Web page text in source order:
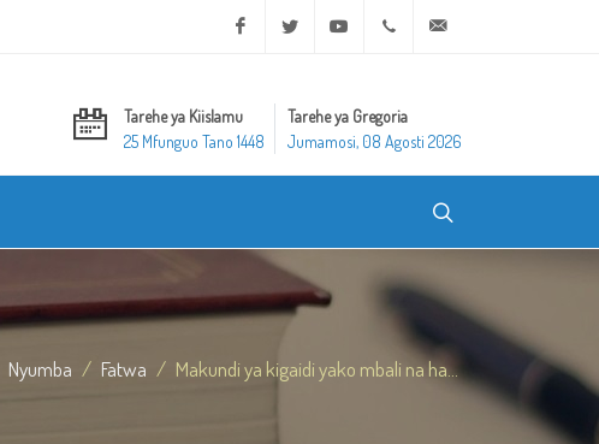
Facebook Twitter Youtube +20 2 25970400
Tarehe ya Kiislamu
25 Mfunguo Tano 1448
Tarehe ya Gregoria
Jumamosi, 08 Agosti 2026
Nyumba Fatwa Makundi ya kigaidi yako mbali na ha...